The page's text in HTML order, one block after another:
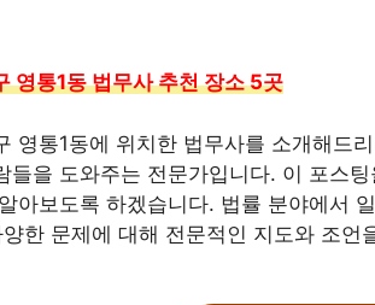
영통1동 법무사 추천 장소 5곳
영통1동에 위치한 법무사를 소개해드
들을 도와주는 전문가입니다. 이 포스
아보도록 하겠습니다. 법률 분야에서
한 문제에 대해 전문적인 지도와 조언